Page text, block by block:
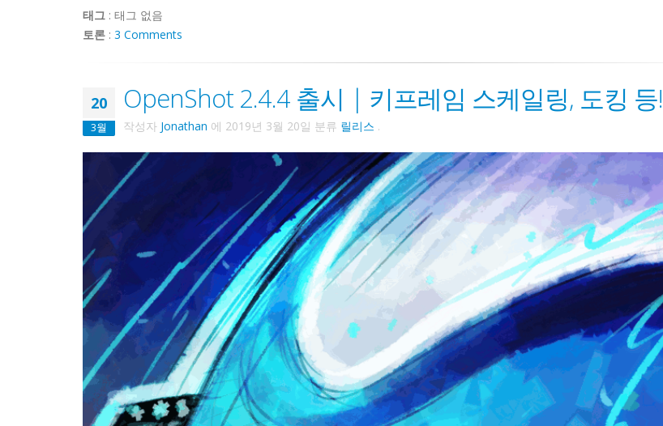
태그 : 태그 없음
토론 : 3 Comments
20
3월
OpenShot 2.4.4 출시 | 키프레임 스케일링, 도킹 등!
작성자 Jonathan 에 2019년 3월 20일 분류 릴리스 .